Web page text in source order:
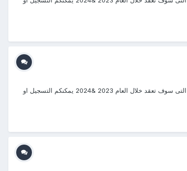
#دورات_-20232024 #منتجع_التدريب_الدولى #ITR_Center بسم الله الرحمن الرحيم يتشرف منتجع التدريب الدولي ITR بتقديم دورات فى إدارة الإمــــن 2023 التى سوف تعقد خلال العام 2023 &2024 يمكنكم التسجيل او